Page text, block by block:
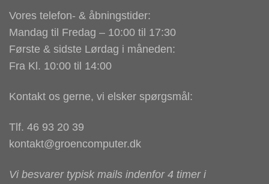
Vores telefon- & åbningstider:
Mandag til Fredag – 10:00 til 17:30
Første & sidste Lørdag i måneden:
Fra Kl. 10:00 til 14:00
Kontakt os gerne, vi elsker spørgsmål:
Tlf. 46 93 20 39
kontakt@groencomputer.dk
Vi besvarer typisk mails indenfor 4 timer i